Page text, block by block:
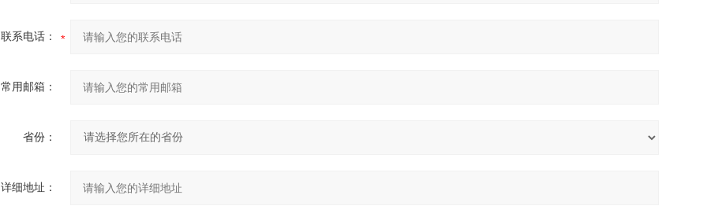
联系电话：
常用邮箱：
省份：
详细地址：